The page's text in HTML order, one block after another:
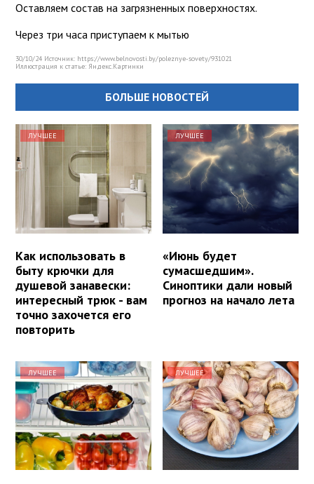
Оставляем состав на загрязненных поверхностях.
Через три часа приступаем к мытью
30/10/24 Источник: https://www.belnovosti.by/poleznye-sovety/931021
Иллюстрация к статье: Яндекс.Картинки
БОЛЬШЕ НОВОСТЕЙ
ЛУЧШЕЕ
Как использовать в
быту крючки для
душевой занавески:
интересный трюк - вам
точно захочется его
повторить
ЛУЧШЕЕ
«Июнь будет
сумасшедшим».
Синоптики дали новый
прогноз на начало лета
ЛУЧШЕЕ ЛУЧШЕЕ